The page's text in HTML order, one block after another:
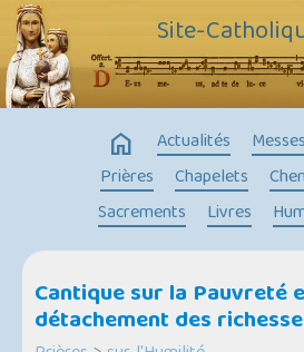
Site-
home Actualités Messes
Prières
Chapelets
Sacrements
Livres
Cantique sur la Pauvreté
détachement des